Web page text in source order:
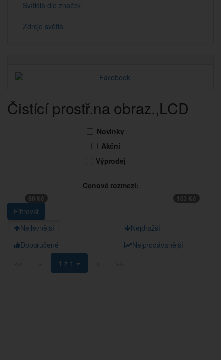
Svítidla dle značek
Zdroje světla
Čistící prostř.na obraz.,LCD
Novinky
Akční
Výprodej
Cenové rozmezí:
80 Kč 100 Kč
Nejlevnější
Nejdražší
Doporučené
Nejprodávanější
««
« 1 z 1 » »»